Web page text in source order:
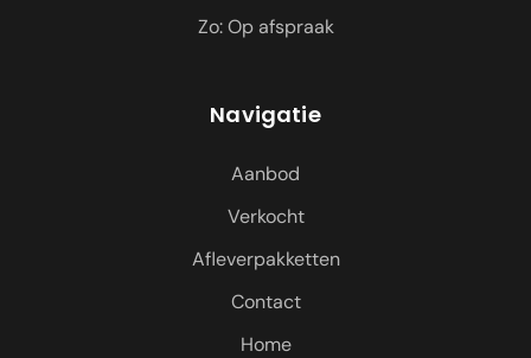
Zo: Op afspraak
Navigatie
Aanbod
Verkocht
Afleverpakketten
Contact
Home